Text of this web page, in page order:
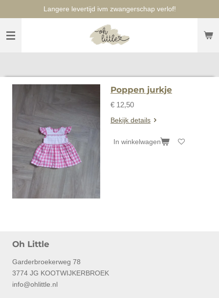
naar
hoofdinhoud
Langere levertijd ivm zwangerschap verlof!
Poppen jurkje
€ 12,50
Bekijk details
In winkelwagen
Oh Little
Garderbroekerweg 78
3774 JG KOOTWIJKERBROEK
info@ohlittle.nl